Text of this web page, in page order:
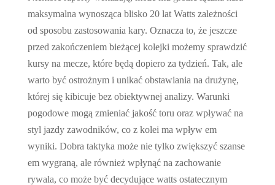
maksymalna wynosząca blisko 20 lat Watts zależności
od sposobu zastosowania kary. Oznacza to, że jeszcze
przed zakończeniem bieżącej kolejki możemy sprawdzić
kursy na mecze, które będą dopiero za tydzień. Tak, ale
warto być ostrożnym i unikać obstawiania na drużynę,
której się kibicuje bez obiektywnej analizy. Warunki
pogodowe mogą zmieniać jakość toru oraz wpływać na
styl jazdy zawodników, co z kolei ma wpływ em
wyniki. Dobra taktyka może nie tylko zwiększyć szanse
em wygraną, ale również wpłynąć na zachowanie
rywala, co może być decydujące watts ostatecznym